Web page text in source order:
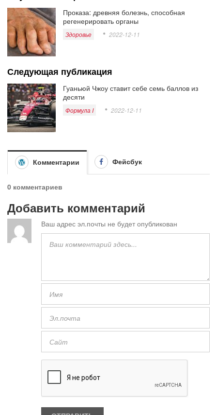
Проказа: древняя болезнь, способная
регенерировать органы
Здоровье 2022-12-11
Следующая публикация
Гуаньюй Чжоу ставит себе семь баллов из
десяти
Формула I 2022-12-11
Комментарии Фейсбук
0 комментариев
Добавить комментарий
Ваш адрес эл.почты не будет опубликован